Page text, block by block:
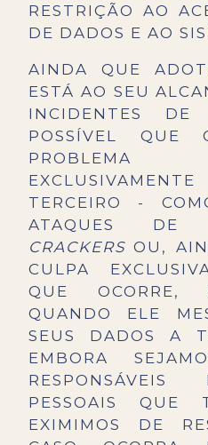
RESTRIÇÃO AO
DE DADOS E AO
AINDA QUE
ESTÁ AO SEU
INCIDENTES DE
POSSÍVEL QUE
PROBLEMA
TERCEIRO -
ATAQUES DE
CRACKERS OU,
CULPA
QUE OCORRE,
QUANDO ELE
SEUS DADOS A
EMBORA
PESSOAIS QUE
EXIMIMOS DE